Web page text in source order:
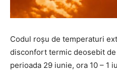
Codul roșu de temperaturi
disconfort termic deosebit
perioada 29 iunie, ora 10 – 1